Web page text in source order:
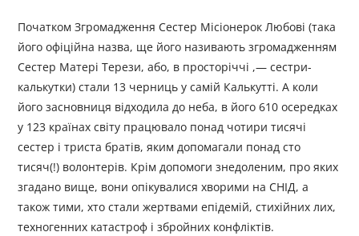
Початком Згромадження Сестер Місіонерок Любові (така
його офіційна назва, ще його називають згромадженням
Сестер Матері Терези, або, в просторіччі ,— сестри-
калькутки) стали 13 черниць у самій Калькутті. А коли
його засновниця відходила до неба, в його 610 осередках
у 123 країнах світу працювало понад чотири тисячі
сестер і триста братів, яким допомагали понад сто
тисяч(!) волонтерів. Крім допомоги знедоленим, про яких
згадано вище, вони опікувалися хворими на СНІД, а
також тими, хто стали жертвами епідемій, стихійних лих,
техногенних катастроф і збройних конфліктів.